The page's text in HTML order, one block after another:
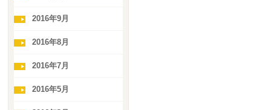
2016年9月
2016年8月
2016年7月
2016年5月